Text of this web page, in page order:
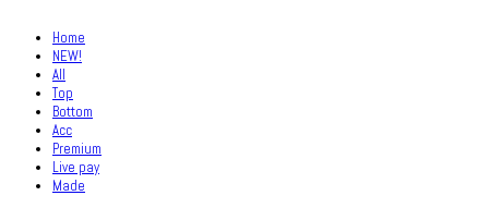
Home
NEW!
All
Top
Bottom
Acc
Premium
Live pay
Made